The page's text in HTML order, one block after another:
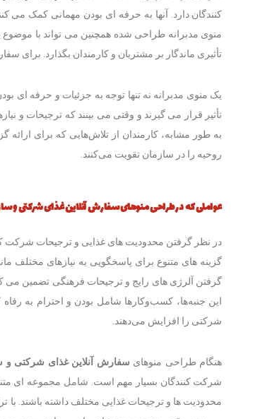
کنندگان دارد. آنها به حرفه ای بودن مهمانی کمک
منوی مدبرانه طراحی شده همچنین می تواند با موضوع
تأثیری ماندگار بر مشتریان و کارمندان بگذارد. برای
یک منوی مدبرانه نه تنها توجه به جزئیات و حرفه ای
تأثیر قرار می گیرند و وقتی می بینند که ترجیحات و
به طور مشابه، کارمندان از تلاش‌هایی که برای
روحیه را در سازمان تقویت می‌کنند.
عواملی که در طراحی منوهایسفارش آنلاین غذای شرکتی و
در نظر گرفتن محدودیت های غذایی و ترجیحات شرکت
گزینه های متنوع برای پاسخگویی به نیازهای مختلف
گرفتن آلرژی های رایج و ترجیحات فرهنگی تضمین می
این جنبه‌ها، کسب‌وکارها شامل بودن و احترام به
شرکتی را افزایش می‌دهند.
هنگام طراحی منوهای سفارش آنلاین غذای شرکتی و
شرکت کنندگان بسیار مهم است. شامل مجموعه ای
محدودیت ها و ترجیحات غذایی مختلف داشته باشند.